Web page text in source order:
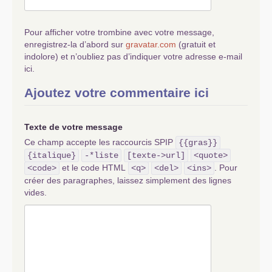
Pour afficher votre trombine avec votre message,
enregistrez-la d’abord sur gravatar.com (gratuit et
indolore) et n’oubliez pas d’indiquer votre adresse e-mail
ici.
Ajoutez votre commentaire ici
Texte de votre message
Ce champ accepte les raccourcis SPIP
{{gras}}
{italique}
-*liste [texte->url]
<quote>
<code> et le code HTML <q> <del> <ins> . Pour
créer des paragraphes, laissez simplement des lignes
vides.